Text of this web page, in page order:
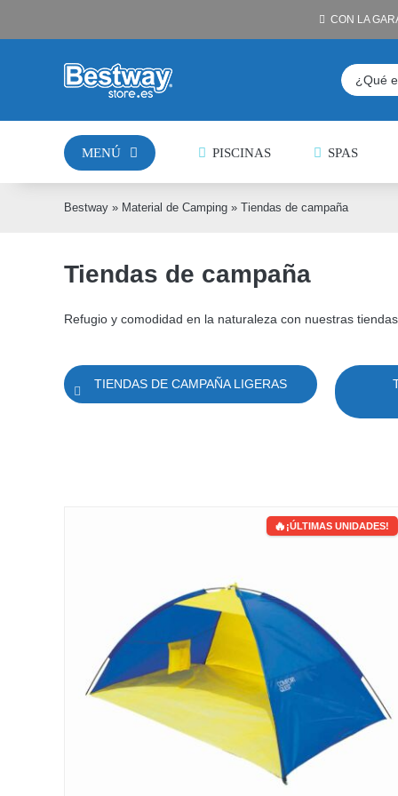
al
PISCINAS SPAS
MENÚ
CON LA
Buscar:
Bestway» Material de Camping» Tiendas de campaña
Tiendas de campaña
Refugio y comodidad en la naturaleza con nuestras
TIENDAS DE CAMPAÑA LIGERAS
¡ÚLTIMAS UNIDADES!